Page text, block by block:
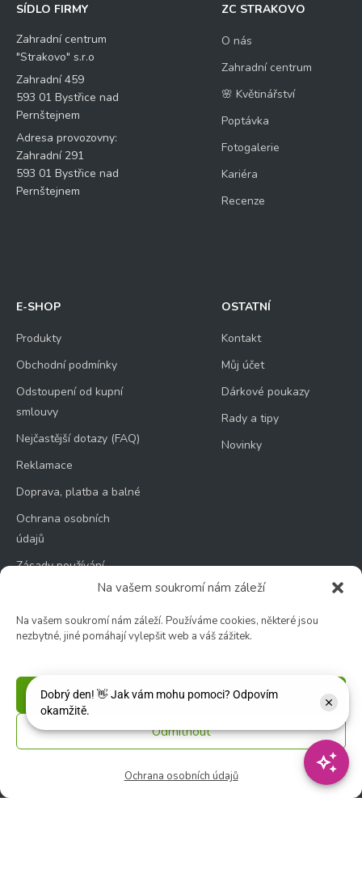
Na vašem soukromí nám záleží
Na vašem soukromí nám záleží. Používáme cookies, některé jsou
nezbytné, jiné pomáhají vylepšit web a váš zážitek.
Příjmout
Odmítnout
Ochrana osobních údajů
SÍDLO FIRMY
Zahradní centrum
"Strakovo" s.r.o
Zahradní 459
593 01 Bystřice nad
Pernštejnem
Adresa provozovny:
Zahradní 291
593 01 Bystřice nad
Pernštejnem
ZC STRAKOVO
O nás
Zahradní centrum
🌸 Květinářství
Poptávka
Fotogalerie
Kariéra
Recenze
E-SHOP
Produkty
Obchodní podmínky
Odstoupení od kupní
smlouvy
Nejčastější dotazy (FAQ)
Reklamace
Doprava, platba a balné
Ochrana osobních
údajů
Zásady používání
OSTATNÍ
Kontakt
Můj účet
Dárkové poukazy
Rady a tipy
Novinky
🕑 Po – Čt: 9:00 – 17:00
🚫 Neděle: ZAVŘENO